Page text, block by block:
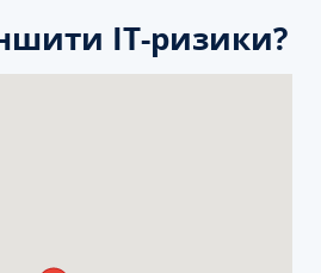
ІТ-ризики?